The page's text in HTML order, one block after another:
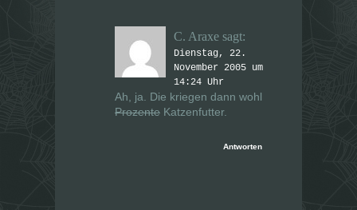
C. Araxe sagt:
Dienstag, 22.
November 2005 um
14:24 Uhr
Ah, ja. Die kriegen dann wohl
Prozente Katzenfutter.
Antworten